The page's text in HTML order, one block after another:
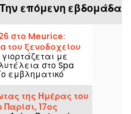
Την επόμενη εβδομάδα
στο Meurice:
του ξενοδοχείου
με τις
Grolet
με
στο Spa
εμβληματικό
σας προσκαλεί
για δύο,
θεραπείες και ένα
από τον
της Ημέρας του
17ος